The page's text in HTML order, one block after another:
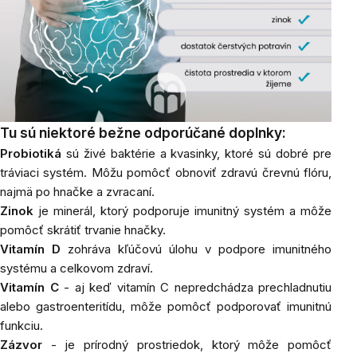
Tu sú niektoré bežne odporúčané doplnky:
Probiotiká sú živé baktérie a kvasinky, ktoré sú dobré pre
tráviaci systém. Môžu pomôcť obnoviť zdravú črevnú flóru,
najmä po hnačke a zvracaní.
Zinok je minerál, ktorý podporuje imunitný systém a môže
pomôcť skrátiť trvanie hnačky.
Vitamín D zohráva kľúčovú úlohu v podpore imunitného
systému a celkovom zdraví.
Vitamín C- aj keď vitamín C nepredchádza prechladnutiu
alebo gastroenteritídu, môže pomôcť podporovať imunitnú
funkciu.
Zázvor
- je prírodný prostriedok, ktorý môže pomôcť